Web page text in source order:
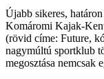
Újabb sikeres,
Komáromi Kajak-
(rövid címe: Future,
nagymúltú sportklub
megosztása nemcsak